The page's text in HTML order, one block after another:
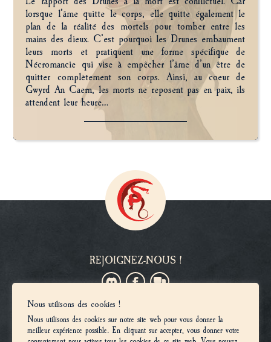
lorsque l’âme quitte le corps, elle quitte également le
plan de la réalité des mortels pour tomber entre les
mains des dieux. C’est pourquoi les Drunes embaument
leurs morts et pratiquent une forme spécifique de
Nécromancie qui vise à empêcher l’âme d’un être de
quitter complètement son corps. Ainsi, au coeur de
Gwyrd An Caern, les morts ne reposent pas en paix, ils
attendent leur heure…
REJOIGNEZ-NOUS !
VOUS SOUHAITEZ DEVENIR MEMBRE ?
Inscriptions
Nous utilisons des cookies !
Nous utilisons des cookies sur notre site web pour vous donner la
meilleur expérience possible. En cliquant sur accepter, vous donner votre